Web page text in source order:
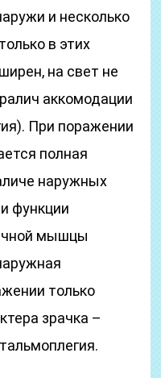
и несколько
в этих
на свет не
аккомодации
При поражении
полная
наружных
функции
мышцы
только
зрачка –